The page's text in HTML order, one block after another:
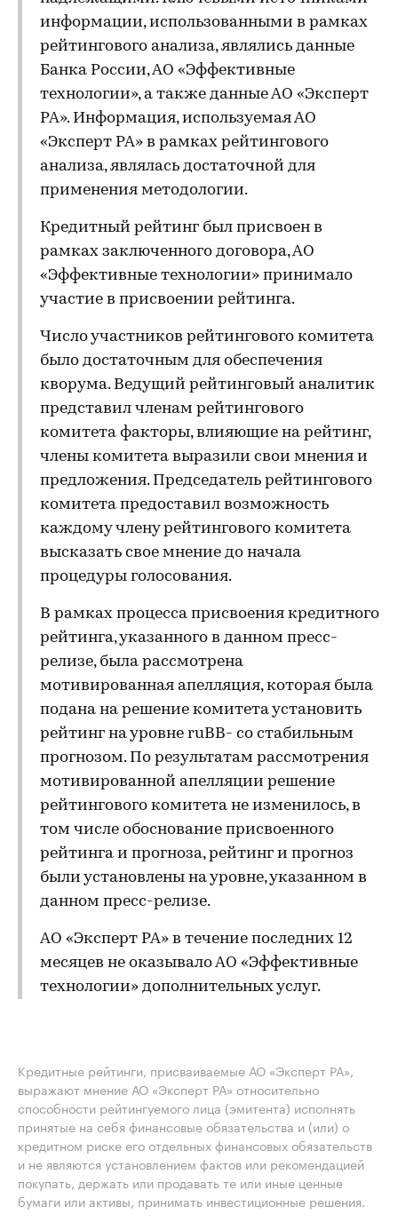
информации, использованными в рамках
рейтингового анализа, являлись данные
Банка России, АО «Эффективные
технологии», а также данные АО «Эксперт
РА». Информация, используемая АО
«Эксперт РА» в рамках рейтингового
анализа, являлась достаточной для
применения методологии.
Кредитный рейтинг был присвоен в
рамках заключенного договора, АО
«Эффективные технологии» принимало
участие в присвоении рейтинга.
Число участников рейтингового комитета
было достаточным для обеспечения
кворума. Ведущий рейтинговый аналитик
представил членам рейтингового
комитета факторы, влияющие на рейтинг,
члены комитета выразили свои мнения и
предложения. Председатель рейтингового
комитета предоставил возможность
каждому члену рейтингового комитета
высказать свое мнение до начала
процедуры голосования.
В рамках процесса присвоения кредитного
рейтинга, указанного в данном пресс-
релизе, была рассмотрена
мотивированная апелляция, которая была
подана на решение комитета установить
рейтинг на уровне ruBB- со стабильным
прогнозом. По результатам рассмотрения
мотивированной апелляции решение
рейтингового комитета не изменилось, в
том числе обоснование присвоенного
рейтинга и прогноза, рейтинг и прогноз
были установлены на уровне, указанном в
данном пресс-релизе.
АО «Эксперт РА» в течение последних 12
месяцев не оказывало АО «Эффективные
технологии» дополнительных услуг.
Кредитные рейтинги, присваиваемые АО «Эксперт РА»,
выражают мнение АО «Эксперт РА» относительно
способности рейтингуемого лица (эмитента) исполнять
принятые на себя финансовые обязательства и (или) о
кредитном риске его отдельных финансовых обязательств
и не являются установлением фактов или рекомендацией
покупать, держать или продавать те или иные ценные
бумаги или активы, принимать инвестиционные решения.